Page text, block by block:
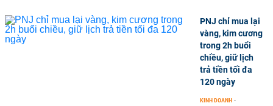
PNJ chỉ mua lại
vàng, kim cương
trong 2h buổi
chiều, giữ lịch
trả tiền tối đa
120 ngày
KINH DOANH -